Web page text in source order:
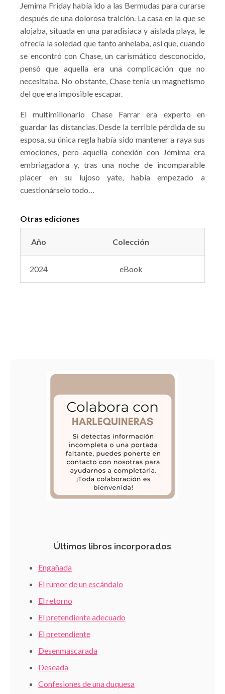
Jemima Friday había ido a las Bermudas para curarse
después de una dolorosa traición. La casa en la que se
alojaba, situada en una paradisiaca y aislada playa, le
ofrecía la soledad que tanto anhelaba, así que, cuando
se encontró con Chase, un carismático desconocido,
pensó que aquella era una complicación que no
necesitaba. No obstante, Chase tenía un magnetismo
del que era imposible escapar.
El multimillonario Chase Farrar era experto en
guardar las distancias. Desde la terrible pérdida de su
esposa, su única regla había sido mantener a raya sus
emociones, pero aquella conexión con Jemima era
embriagadora y, tras una noche de incomparable
placer en su lujoso yate, había empezado a
cuestionárselo todo…
Otras ediciones
Año Colección
2024 eBook
Últimos libros incorporados
Engañada
El rumor de un escándalo
El retorno
El pretendiente adecuado
El pretendiente
Desenmascarada
Deseada
Confesiones de una duquesa